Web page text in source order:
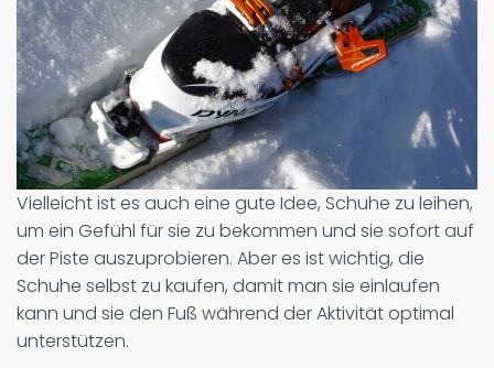
Vielleicht ist es auch eine gute Idee, Schuhe zu leihen,
um ein Gefühl für sie zu bekommen und sie sofort auf
der Piste auszuprobieren. Aber es ist wichtig, die
Schuhe selbst zu kaufen, damit man sie einlaufen
kann und sie den Fuß während der Aktivität optimal
unterstützen.